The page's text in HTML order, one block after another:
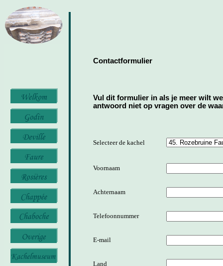
Contactformulier
Vul dit formulier in als je meer wilt
antwoord niet op vragen over de
Selecteer de kachel
Voornaam
Achternaam
Telefoonnummer
E-mail
Land